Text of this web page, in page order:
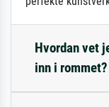
Hvordan vet
inn i rommet?